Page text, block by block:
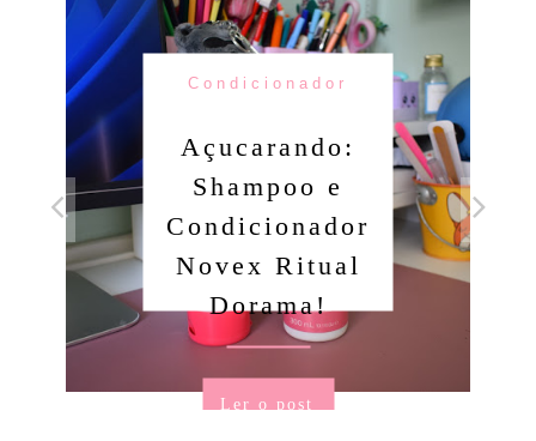
Condicionador
Açucarando:
Shampoo e
Condicionador
Novex Ritual
Dorama!
Ler o post